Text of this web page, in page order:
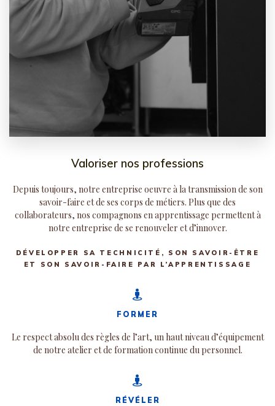
Valoriser nos professions
Depuis toujours, notre entreprise oeuvre à la transmission de son
savoir-faire et de ses corps de métiers. Plus que des
collaborateurs, nos compagnons en apprentissage permettent à
notre entreprise de se renouveler et d’innover.
DÉVELOPPER SA TECHNICITÉ, SON SAVOIR-ÊTRE
ET SON SAVOIR-FAIRE PAR L’APPRENTISSAGE
FORMER
Le respect absolu des règles de l’art, un haut niveau d’équipement
de notre atelier et de formation continue du personnel.
RÉVÉLER